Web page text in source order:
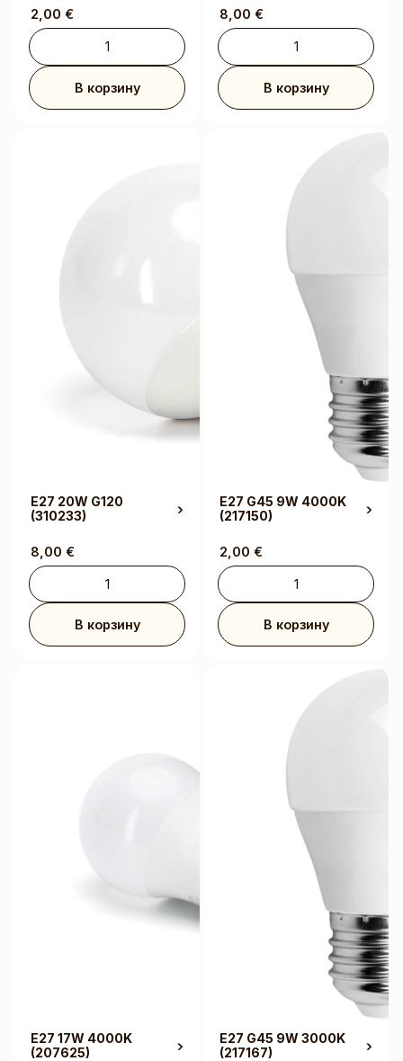
2,00 €
В корзину
8,00 €
В корзину
E27 20W G120
(310233)
8,00 €
В корзину
E27 G45 9W 4000K
(217150)
2,00 €
В корзину
E27 17W 4000K
(207625)
E27 G45 9W 3000K
(217167)